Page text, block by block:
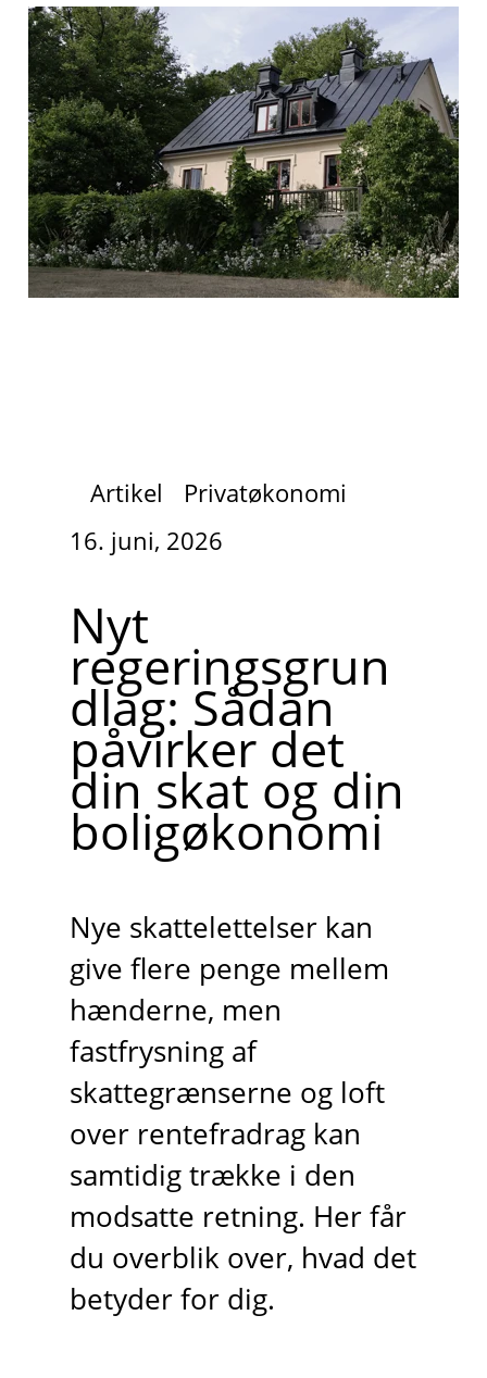
Artikel
Privatøkonomi
16. juni, 2026
Nyt
regeringsgrun
dlag: Sådan
påvirker det
din skat og din
boligøkonomi
Nye skattelettelser kan
give flere penge mellem
hænderne, men
fastfrysning af
skattegrænserne og loft
over rentefradrag kan
samtidig trække i den
modsatte retning. Her får
du overblik over, hvad det
betyder for dig.